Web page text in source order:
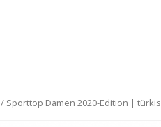
/ Sporttop Damen 2020-Edition | türkis